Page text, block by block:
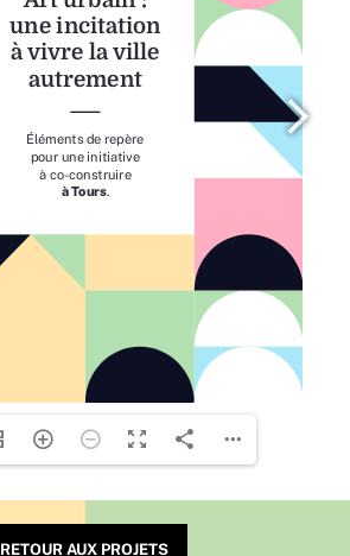
RETOUR AUX PROJETS